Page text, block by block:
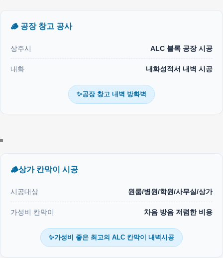
🪵 공장 창고 공사
상주시 ALC 블록 공장 시공
내화 내화성적서 내벽 시공
✨공장 창고 내벽 방화벽
🪵상가 칸막이 시공
시공대상 원룸/병원/학원/사무실/상가
가성비 칸막이 차음 방음 저렴한 비용
✨가성비 좋은 최고의 ALC 칸막이 내벽시공